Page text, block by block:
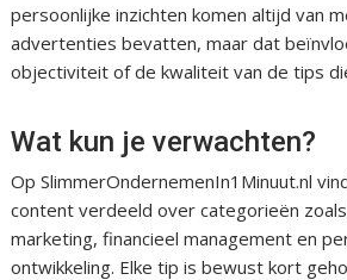
persoonlijke inzichten komen altijd van
advertenties bevatten, maar dat
objectiviteit of de kwaliteit van de tips
Wat kun je verwachten?
Op SlimmerOndernemenIn1Minuut.nl
content verdeeld over categorieën
marketing, financieel management en
ontwikkeling. Elke tip is bewust kort